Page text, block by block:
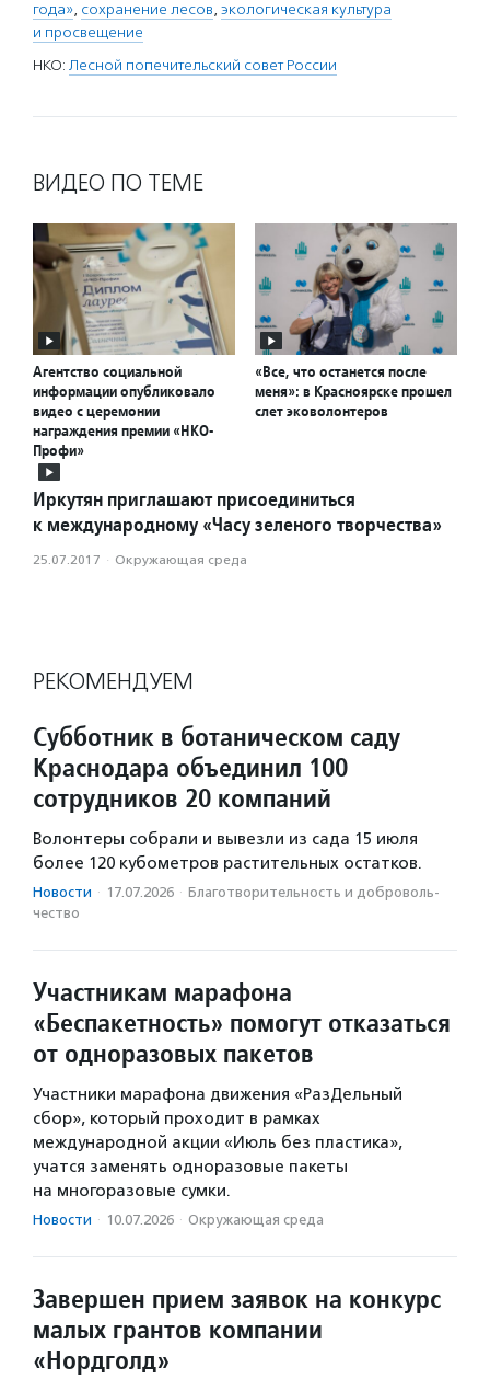
года», сохранение лесов, экологическая культура
и просвещение
НКО: Лесной попечительский совет России
ВИДЕО ПО ТЕМЕ
Агентство социальной
информации опубликовало
видео с церемонии
награждения премии «НКО-
Профи»
«Все, что останется после
меня»: в Красноярске прошел
слет эковолонтеров
Иркутян приглашают присоединиться
к международному «Часу зеленого творчества»
25.07.2017 · Окружающая среда
РЕКОМЕНДУЕМ
Субботник в ботаническом саду
Краснодара объединил 100
сотрудников 20 компаний
Волонтеры собрали и вывезли из сада 15 июля
более 120 кубометров растительных остатков.
Новости · 17.07.2026 · Благотвори­тель­ность и доброволь­
чест­во
Участникам марафона
«Беспакетность» помогут отказаться
от одноразовых пакетов
Участники марафона движения «РазДельный
сбор», который проходит в рамках
международной акции «Июль без пластика»,
учатся заменять одноразовые пакеты
на многоразовые сумки.
Новости · 10.07.2026 · Окружающая среда
Завершен прием заявок на конкурс
малых грантов компании
«Нордголд»